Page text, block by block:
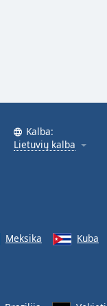
Kalba:
Lietuvių kalba
Meksika Kuba